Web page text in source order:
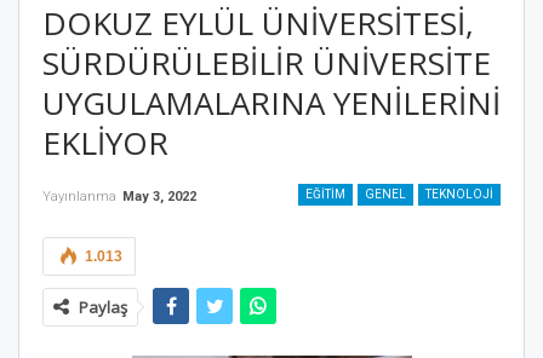
DOKUZ EYLÜL ÜNİVERSİTESİ,
SÜRDÜRÜLEBİLİR ÜNİVERSİTE
UYGULAMALARINA YENİLERİNİ
EKLİYOR
EĞITIM GENEL TEKNOLOJI
Yayınlanma May 3, 2022
1.013
Paylaş